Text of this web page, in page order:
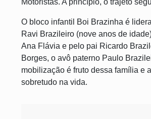
Motoristas. A princípio, o trajeto
O bloco infantil Boi Brazinha é
Ravi Brazileiro (nove anos de
Ana Flávia e pelo pai Ricardo
Borges, o avô paterno Paulo
mobilização é fruto dessa família e
sobretudo na vida.